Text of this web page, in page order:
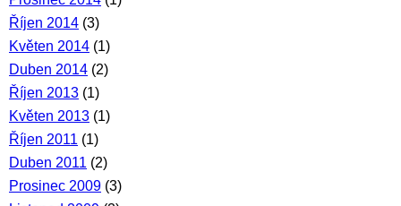
Říjen 2014 (3)
Květen 2014 (1)
Duben 2014 (2)
Říjen 2013 (1)
Květen 2013 (1)
Říjen 2011 (1)
Duben 2011 (2)
Prosinec 2009 (3)